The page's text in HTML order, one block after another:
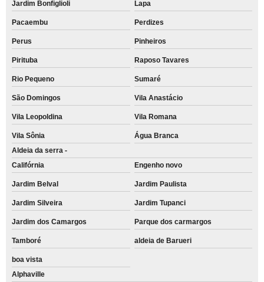
Jardim Bonfiglioli Lapa
Pacaembu Perdizes
Perus Pinheiros
Pirituba Raposo Tavares
Rio Pequeno Sumaré
São Domingos Vila Anastácio
Vila Leopoldina Vila Romana
Vila Sônia
Água Branca
Aldeia da serra -
Califórnia
Engenho novo
Jardim Belval Jardim Paulista
Jardim Silveira Jardim Tupanci
Jardim dos Camargos Parque dos carmargos
Tamboré aldeia de Barueri
boa vista
Alphaville